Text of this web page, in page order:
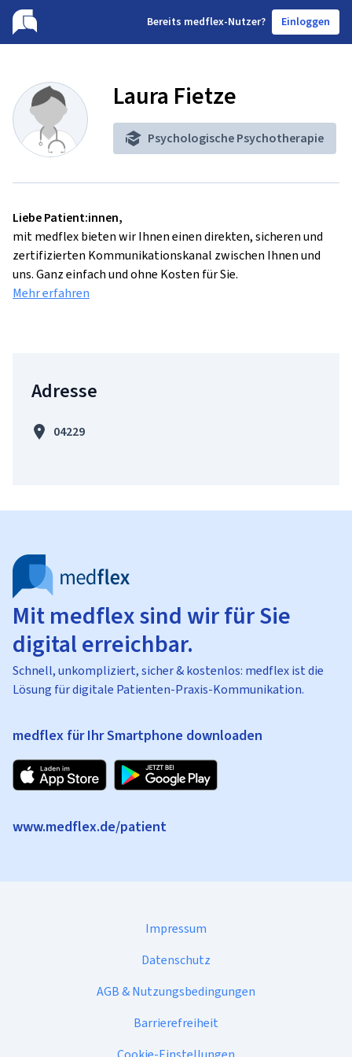
Bereits medflex-Nutzer? Einloggen
Laura Fietze
Psychologische Psychotherapie
Liebe Patient:innen,
mit medflex bieten wir Ihnen einen direkten, sicheren und
zertifizierten Kommunikationskanal zwischen Ihnen und
uns. Ganz einfach und ohne Kosten für Sie.
Mehr erfahren
Adresse
04229
Mit medflex sind wir für Sie
digital erreichbar.
Schnell, unkompliziert, sicher & kostenlos: medflex ist die
Lösung für digitale Patienten-Praxis-Kommunikation.
medflex für Ihr Smartphone downloaden
www.medflex.de/patient
Impressum
Datenschutz
AGB & Nutzungsbedingungen
Barrierefreiheit